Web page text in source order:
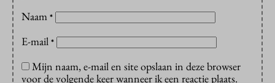
Naam *
E-mail *
Mijn naam, e-mail en site opslaan in deze browser
voor de volgende keer wanneer ik een reactie plaats.